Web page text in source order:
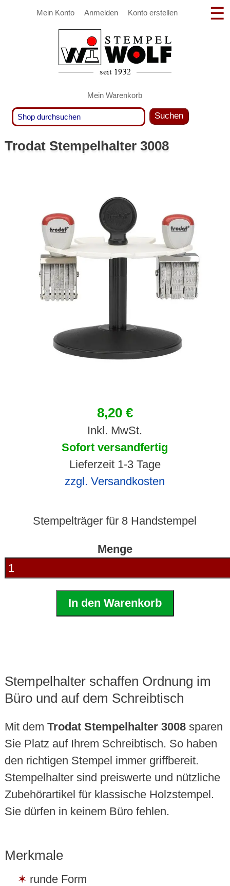
Mein Konto Anmelden Konto erstellen
Mein Warenkorb
Suchen
Trodat Stempelhalter 3008
8,20 €
Inkl. MwSt.
Sofort versandfertig
Lieferzeit 1-3 Tage
zzgl. Versandkosten
Stempelträger für 8 Handstempel
Menge
In den Warenkorb
Stempelhalter schaffen Ordnung im
Büro und auf dem Schreibtisch
Mit dem Trodat Stempelhalter 3008sparen
Sie Platz auf Ihrem Schreibtisch. So haben
den richtigen Stempel immer griffbereit.
Stempelhalter sind preiswerte und nützliche
Zubehörartikel für klassische Holzstempel.
Sie dürfen in keinem Büro fehlen.
Merkmale
runde Form